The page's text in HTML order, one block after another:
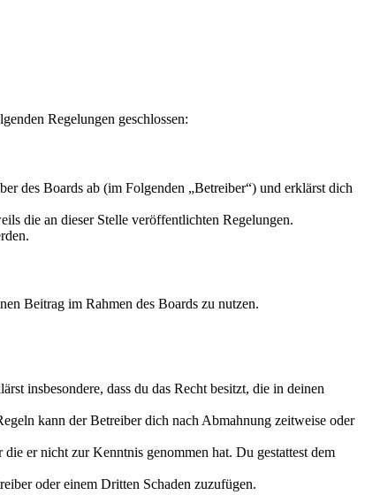
Regelungen geschlossen:
des Boards ab (im Folgenden „Betreiber“) und erklärst dich
die an dieser Stelle veröffentlichten Regelungen.
Beitrag im Rahmen des Boards zu nutzen.
insbesondere, dass du das Recht besitzt, die in deinen
kann der Betreiber dich nach Abmahnung zeitweise oder
er nicht zur Kenntnis genommen hat. Du gestattest dem
oder einem Dritten Schaden zuzufügen.